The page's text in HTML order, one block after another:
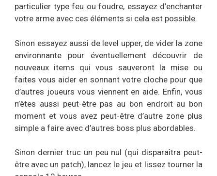
particulier type feu ou foudre, essayez d’enchanter
votre arme avec ces éléments si cela est possible.
Sinon essayez aussi de level upper, de vider la zone
environnante pour éventuellement découvrir de
nouveaux items qui vous sauveront la mise ou
faites vous aider en sonnant votre cloche pour que
d’autres joueurs vous viennent en aide. Enfin, vous
n’êtes aussi peut-être pas au bon endroit au bon
moment et vous avez peut-être d’autre zone plus
simple a faire avec d’autres boss plus abordables.
Sinon dernier truc un peu nul (qui disparaîtra peut-
être avec un patch), lancez le jeu et lissez tourner la